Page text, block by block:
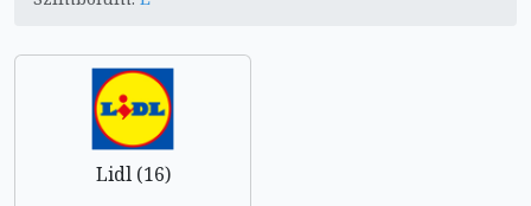
Lidl (16)